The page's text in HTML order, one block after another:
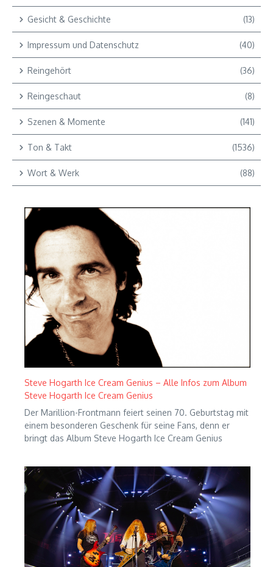
Gesicht & Geschichte (13)
Impressum und Datenschutz (40)
Reingehört (36)
Reingeschaut (8)
Szenen & Momente (141)
Ton & Takt (1536)
Wort & Werk (88)
Steve Hogarth Ice Cream Genius – Alle Infos zum Album
Steve Hogarth Ice Cream Genius
Der Marillion-Frontmann feiert seinen 70. Geburtstag mit
einem besonderen Geschenk für seine Fans, denn er
bringt das Album Steve Hogarth Ice Cream Genius